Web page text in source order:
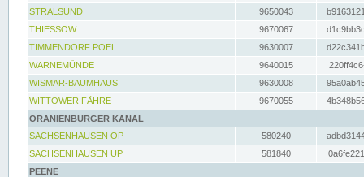
STRALSUND
9650043
THIESSOW
9670067
TIMMENDORF POEL
9630007
WARNEMÜNDE
9640015
WISMAR-BAUMHAUS
9630008
WITTOWER FÄHRE
9670055
ORANIENBURGER KANAL
SACHSENHAUSEN OP
580240
SACHSENHAUSEN UP
581840
PEENE